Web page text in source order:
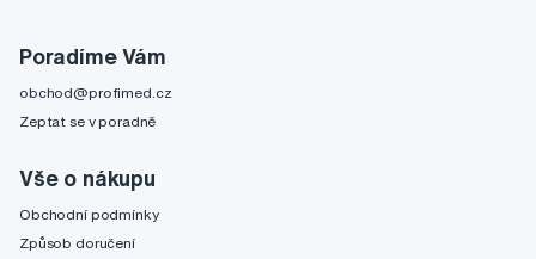
Poradíme Vám
obchod@profimed.cz
Zeptat se v poradně
Vše o nákupu
Obchodní podmínky
Způsob doručení